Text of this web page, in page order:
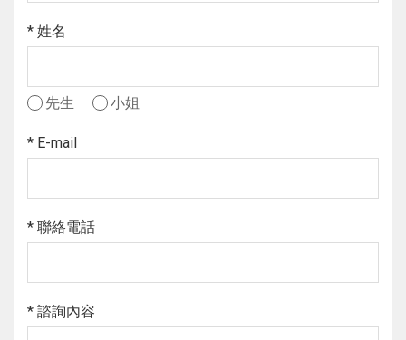
* 姓名
先生 小姐
* E-mail
* 聯絡電話
* 諮詢內容